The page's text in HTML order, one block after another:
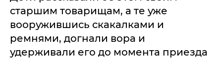
старшим товарищам, а те уже
вооружившись скакалками и
ремнями, догнали вора и
удерживали его до момента приезда